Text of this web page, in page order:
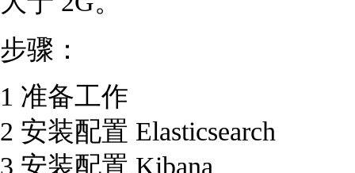
步骤：
1 准备工作
2 安装配置 Elasticsearch
3 安装配置 Kibana